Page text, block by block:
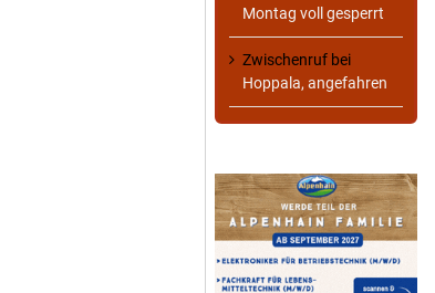
Montag voll gesperrt
Zwischenruf bei
Hoppala, angefahren